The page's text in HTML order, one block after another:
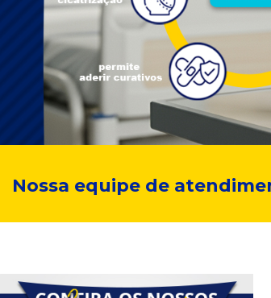
Nossa equipe de